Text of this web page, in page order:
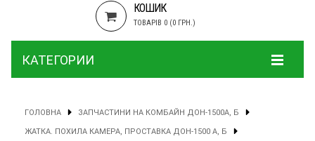
КОШИК
ТОВАРІВ 0 (0 ГРН.)
КАТЕГОРИИ
ГОЛОВНА ЗАПЧАСТИНИ НА КОМБАЙН ДОН-1500А, Б
ЖАТКА. ПОХИЛА КАМЕРА, ПРОСТАВКА ДОН-1500 А, Б